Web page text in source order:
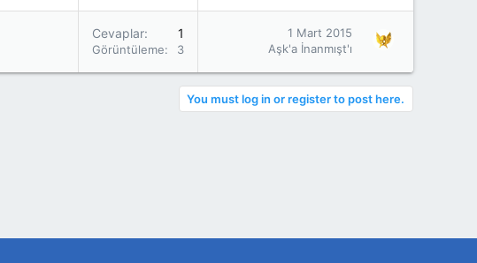
Cevaplar 1
Görüntüleme
1 Mart 2015
Aşk'a İnanmışt'ı
You must log in or register to post here.